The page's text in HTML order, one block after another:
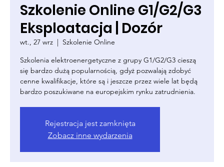
Szkolenie Online G1/G2/G3
Eksploatacja | Dozór
wt., 27 wrz
  |
Szkolenie Online
Szkolenia elektroenergetyczne z grupy G1/G2/G3 cieszą
się bardzo dużą popularnością, gdyż pozwalają zdobyć
cenne kwalifikacje, które są i jeszcze przez wiele lat będą
bardzo poszukiwane na europejskim rynku zatrudnienia.
Rejestracja jest zamknięta
Zobacz inne wydarzenia